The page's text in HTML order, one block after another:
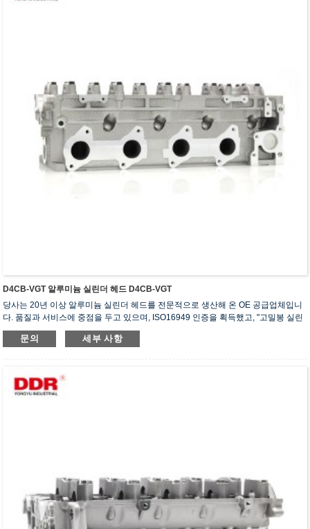
D4CB-VGT 알루미늄 실린더 헤드 D4CB-VGT
당사는 20년 이상 알루미늄 실린더 헤드를 전문적으로 생산해 온 OE 공급업체입니
다. 품질과 서비스에 중점을 두고 있으며, ISO16949 인증을 획득했고, "고밀봉 실린
더 헤드", "긴 수명 실린더 헤드" 등 5건의 실용신안 특허를 보유하고 있습니다.
문의 세부 사항